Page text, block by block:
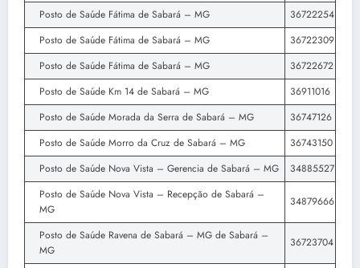
Posto de Saúde Fátima de Sabará – MG
36722254
Posto de Saúde Fátima de Sabará – MG
36722309
Posto de Saúde Fátima de Sabará – MG
36722672
Posto de Saúde Km 14 de Sabará – MG
36911016
Posto de Saúde Morada da Serra de Sabará – MG
36747126
Posto de Saúde Morro da Cruz de Sabará – MG
36743150
Posto de Saúde Nova Vista – Gerencia de Sabará – MG
34885527
Posto de Saúde Nova Vista – Recepção de Sabará –
MG
34879666
Posto de Saúde Ravena de Sabará – MG de Sabará –
MG
36723704